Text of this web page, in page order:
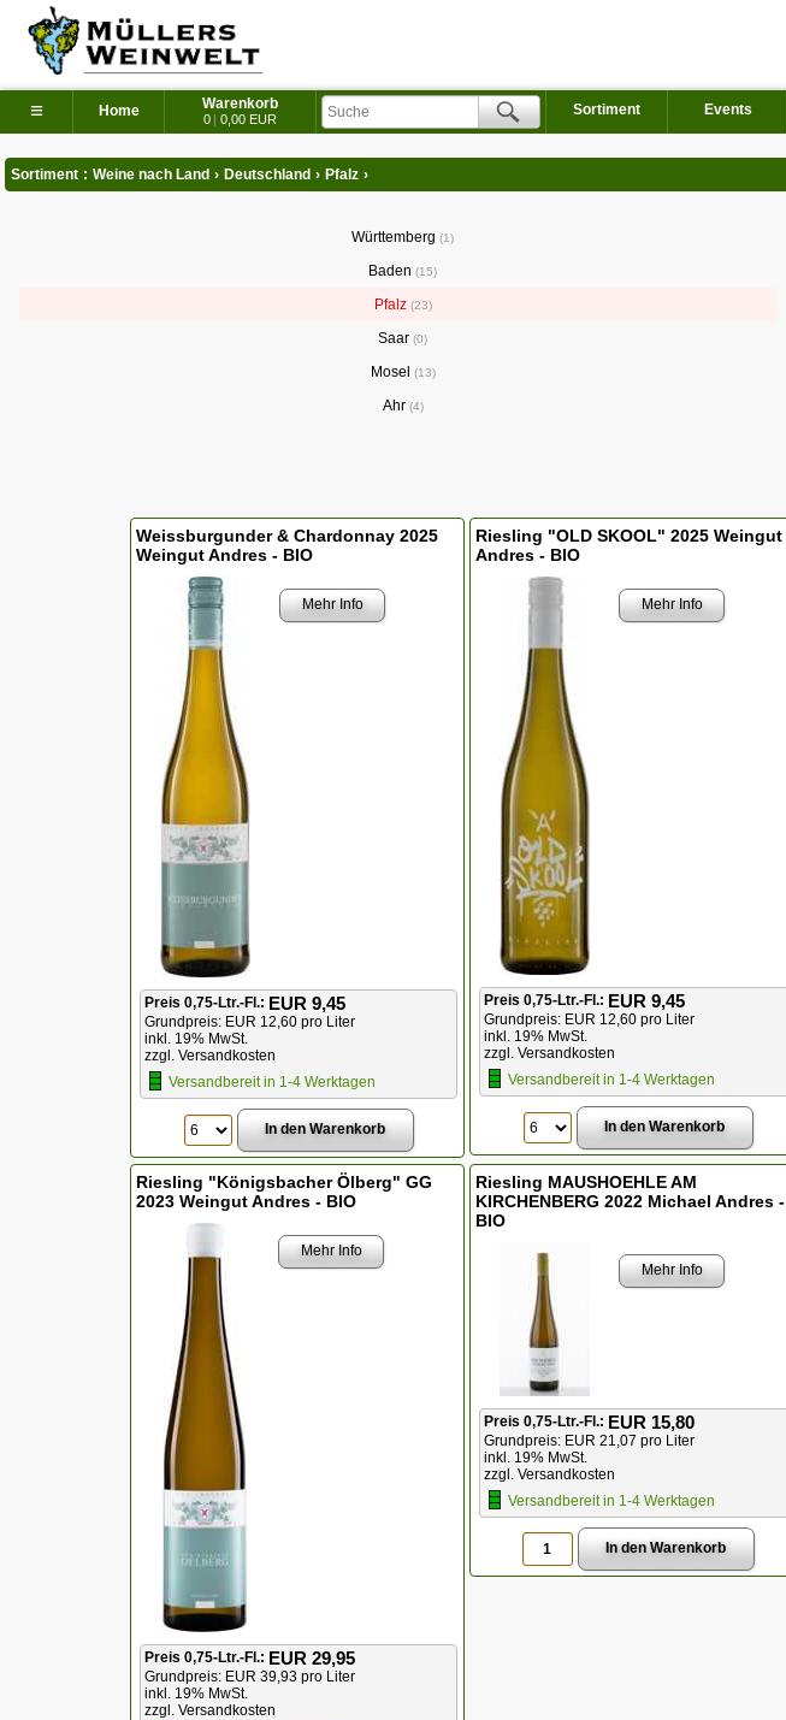
≡ Home Warenkorb
0 | 0,00 EUR
Sortiment Events
Sortiment : Weine nach Land › Deutschland › Pfalz ›
Württemberg 1
Baden 15
Pfalz 23
Saar 0
Mosel 13
Ahr 4
Weissburgunder & Chardonnay 2025
Weingut Andres - BIO
Mehr Info
Preis 0,75-Ltr.-Fl.: EUR 9,45
Grundpreis: EUR 12,60 pro Liter
inkl. 19% MwSt.
zzgl. Versandkosten
Versandbereit in 1-4 Werktagen
Riesling "OLD SKOOL" 2025 Weingut
Andres - BIO
Mehr Info
Preis 0,75-Ltr.-Fl.: EUR 9,45
Grundpreis: EUR 12,60 pro Liter
inkl. 19% MwSt.
zzgl. Versandkosten
Versandbereit in 1-4 Werktagen
Riesling "Königsbacher Ölberg" GG
2023 Weingut Andres - BIO
Mehr Info
Preis 0,75-Ltr.-Fl.: EUR 29,95
Grundpreis: EUR 39,93 pro Liter
inkl. 19% MwSt.
zzgl. Versandkosten
Riesling MAUSHOEHLE AM
KIRCHENBERG 2022 Michael Andres -
BIO
Mehr Info
Preis 0,75-Ltr.-Fl.: EUR 15,80
Grundpreis: EUR 21,07 pro Liter
inkl. 19% MwSt.
zzgl. Versandkosten
Versandbereit in 1-4 Werktagen